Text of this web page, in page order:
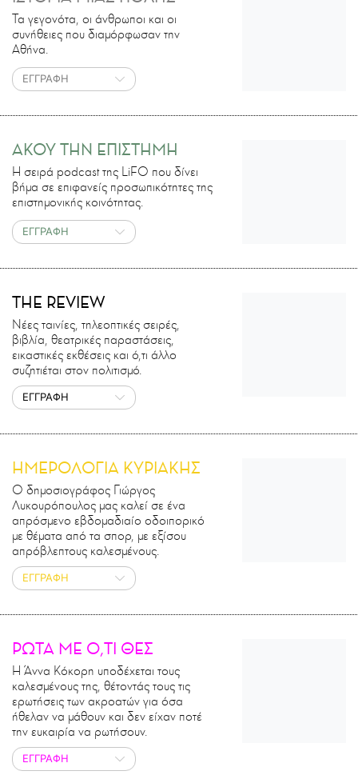
Τα γεγονότα, οι άνθρωποι και οι
συνήθειες που διαμόρφωσαν την
Αθήνα.
ΕΓΓΡΑΦΗ
ΑΚΟΥ ΤΗΝ ΕΠΙΣΤΗΜΗ
H σειρά podcast της LiFO που δίνει
βήμα σε επιφανείς προσωπικότητες της
επιστημονικής κοινότητας.
ΕΓΓΡΑΦΗ
THE REVIEW
Νέες ταινίες, τηλεοπτικές σειρές,
βιβλία, θεατρικές παραστάσεις,
εικαστικές εκθέσεις και ό,τι άλλο
συζητιέται στον πολιτισμό.
ΕΓΓΡΑΦΗ
ΗΜΕΡΟΛΟΓΙΑ ΚΥΡΙΑΚΗΣ
Ο δημοσιογράφος Γιώργος
Λυκουρόπουλος μας καλεί σε ένα
απρόσμενο εβδομαδιαίο οδοιπορικό
με θέματα από τα σπορ, με εξίσου
απρόβλεπτους καλεσμένους.
ΕΓΓΡΑΦΗ
ΡΩΤΑ ΜΕ Ο,ΤΙ ΘΕΣ
Η Άννα Κόκορη υποδέχεται τους
καλεσμένους της, θέτοντάς τους τις
ερωτήσεις των ακροατών για όσα
ήθελαν να μάθουν και δεν είχαν ποτέ
την ευκαιρία να ρωτήσουν.
ΕΓΓΡΑΦΗ